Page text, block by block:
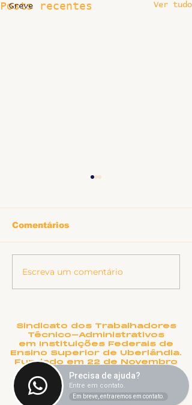
Greve
Posts recentes Ver tudo
8 de janeiro:
Comentários
Escreva um comentário
Sindicato dos Trabalhadores
Técnico-Administrativos
em Instituições Federais de
Ensino Superior de Uberlândia.
Fundado em 22 de Novembro
de 1990
Rua Salvador, 995 - Aparecida -
Precisa de ajuda?
Entre em contato.
Em breve, entraremos em contato.